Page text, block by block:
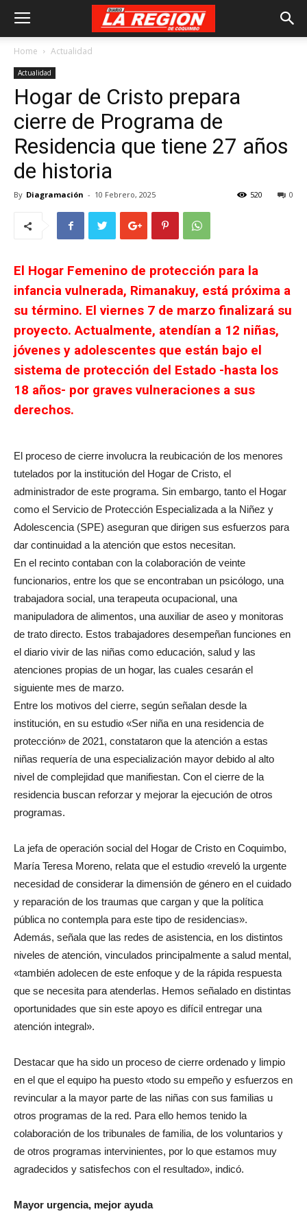
Home Actualidad
Actualidad
Hogar de Cristo prepara
cierre de Programa de
Residencia que tiene 27 años
de historia
By Diagramación - 10 Febrero, 2025 0
520
El Hogar Femenino de protección para la
infancia vulnerada, Rimanakuy, está próxima a
su término. El viernes 7 de marzo finalizará su
proyecto. Actualmente, atendían a 12 niñas,
jóvenes y adolescentes que están bajo el
sistema de protección del Estado -hasta los
18 años- por graves vulneraciones a sus
derechos.
El proceso de cierre involucra la reubicación de los menores
tutelados por la institución del Hogar de Cristo, el
administrador de este programa. Sin embargo, tanto el Hogar
como el Servicio de Protección Especializada a la Niñez y
Adolescencia (SPE) aseguran que dirigen sus esfuerzos para
dar continuidad a la atención que estos necesitan.
En el recinto contaban con la colaboración de veinte
funcionarios, entre los que se encontraban un psicólogo, una
trabajadora social, una terapeuta ocupacional, una
manipuladora de alimentos, una auxiliar de aseo y monitoras
de trato directo. Estos trabajadores desempeñan funciones en
el diario vivir de las niñas como educación, salud y las
atenciones propias de un hogar, las cuales cesarán el
siguiente mes de marzo.
Entre los motivos del cierre, según señalan desde la
institución, en su estudio «Ser niña en una residencia de
protección» de 2021, constataron que la atención a estas
niñas requería de una especialización mayor debido al alto
nivel de complejidad que manifiestan. Con el cierre de la
residencia buscan reforzar y mejorar la ejecución de otros
programas.
La jefa de operación social del Hogar de Cristo en Coquimbo,
María Teresa Moreno, relata que el estudio «reveló la urgente
necesidad de considerar la dimensión de género en el cuidado
y reparación de los traumas que cargan y que la política
pública no contempla para este tipo de residencias».
Además, señala que las redes de asistencia, en los distintos
niveles de atención, vinculados principalmente a salud mental,
«también adolecen de este enfoque y de la rápida respuesta
que se necesita para atenderlas. Hemos señalado en distintas
oportunidades que sin este apoyo es difícil entregar una
atención integral».
Destacar que ha sido un proceso de cierre ordenado y limpio
en el que el equipo ha puesto «todo su empeño y esfuerzos en
revincular a la mayor parte de las niñas con sus familias u
otros programas de la red. Para ello hemos tenido la
colaboración de los tribunales de familia, de los voluntarios y
de otros programas intervinientes, por lo que estamos muy
agradecidos y satisfechos con el resultado», indicó.
Mayor urgencia, mejor ayuda